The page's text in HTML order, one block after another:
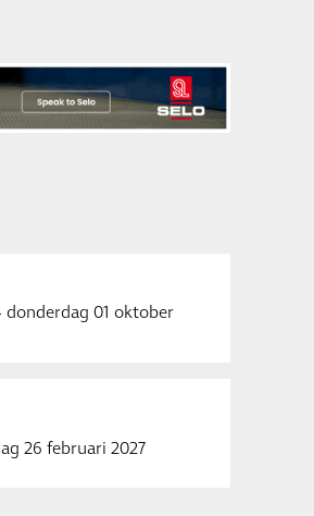
donderdag 01 oktober
26 februari 2027